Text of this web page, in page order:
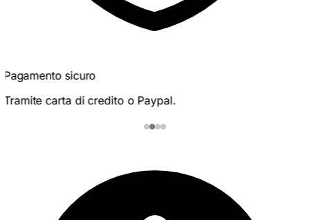
100% per le donne
Perfettamente adattato al metabolismo